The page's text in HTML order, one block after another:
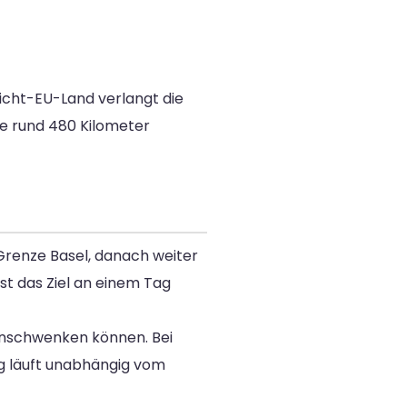
EU-Land verlangt die
rund 480 Kilometer
Basel, danach weiter
das Ziel an einem Tag
können. Bei
läuft unabhängig vom